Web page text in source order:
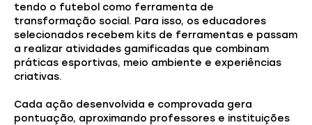
tendo o futebol como ferramenta de
transformação social. Para isso, os educadores
selecionados recebem kits de ferramentas e passam
a realizar atividades gamificadas que combinam
práticas esportivas, meio ambiente e experiências
criativas.
Cada ação desenvolvida e comprovada gera
pontuação, aproximando professores e instituições